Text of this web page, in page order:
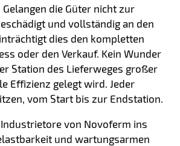
die Güter nicht zur
und vollständig an den
dies den kompletten
oder den Verkauf. Kein Wunder
Station des Lieferweges großer
Effizienz gelegt wird. Jeder
vom Start bis zur Endstation.
von Novoferm ins
und wartungsarmen